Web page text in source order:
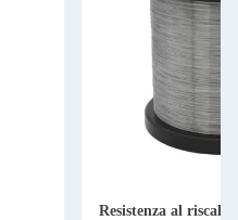
Resistenza al